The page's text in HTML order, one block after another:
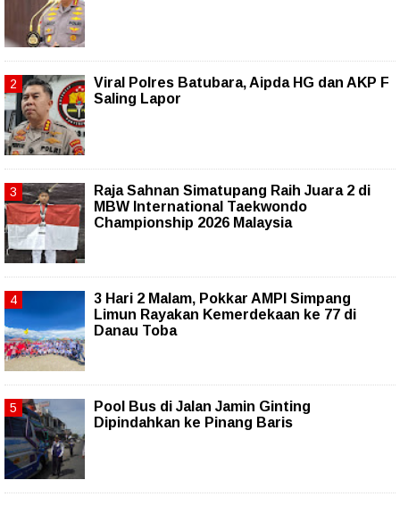
Viral Polres Batubara, Aipda HG dan AKP F
Saling Lapor
Raja Sahnan Simatupang Raih Juara 2 di
MBW International Taekwondo
Championship 2026 Malaysia
3 Hari 2 Malam, Pokkar AMPI Simpang
Limun Rayakan Kemerdekaan ke 77 di
Danau Toba
Pool Bus di Jalan Jamin Ginting
Dipindahkan ke Pinang Baris